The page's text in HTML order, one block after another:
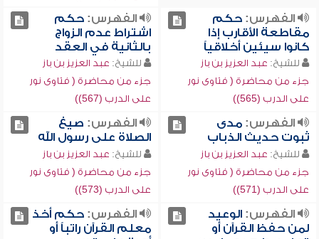
الفهرس:حكم
مقاطعة الأقارب إذا
كانوا سيئين أخلاقياً
للشيخ: عبد العزيز بن باز
جزء من محاضرة ( فتاوى نور
على الدرب (565))
الفهرس:حكم
اشتراط عدم الزواج
بالثانية في العقد
للشيخ: عبد العزيز بن باز
جزء من محاضرة ( فتاوى نور
على الدرب (567))
الفهرس:مدى
ثبوت حديث الذباب
للشيخ: عبد العزيز بن باز
جزء من محاضرة ( فتاوى نور
على الدرب (571))
الفهرس: صيغ
الصلاة على رسول الله
للشيخ: عبد العزيز بن باز
جزء من محاضرة ( فتاوى نور
على الدرب (573))
الفهرس:الوعيد
لمن حفظ القرآن أو
الفهرس:حكم أخذ
معلم القرآن راتباً أو